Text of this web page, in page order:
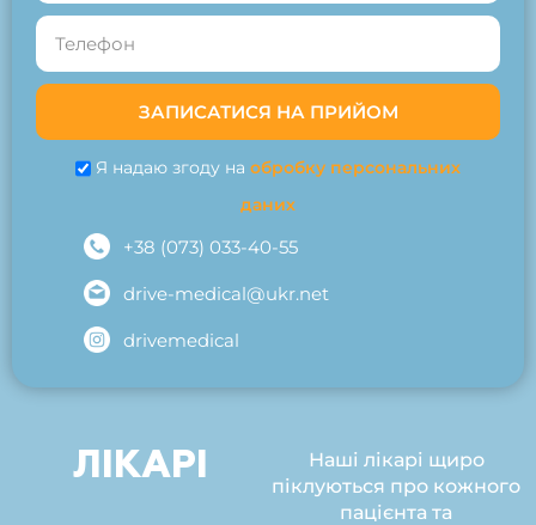
ЗАПИСАТИСЯ НА ПРИЙОМ
Я надаю згоду на обробку персональних
даних
+38 (073) 033-40-55
drive-medical@ukr.net
drivemedical
ЛІКАРІ
Наші лікарі щиро
піклуються про кожного
пацієнта та